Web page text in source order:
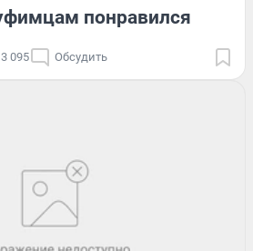
понравился
3 095 Обсудить